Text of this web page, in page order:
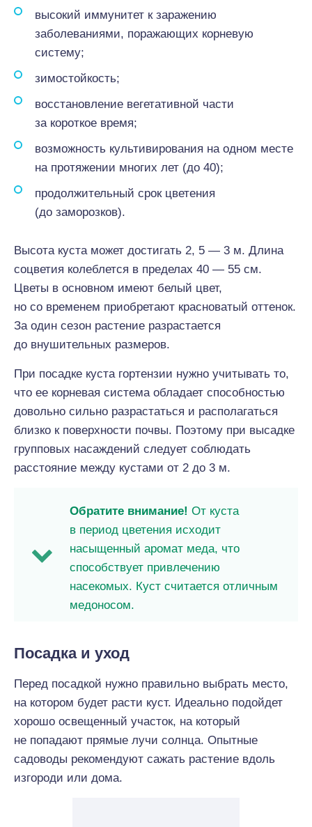
высокий иммунитет к заражению
заболеваниями, поражающих корневую
систему;
зимостойкость;
восстановление вегетативной части
за короткое время;
возможность культивирования на одном месте
на протяжении многих лет (до 40);
продолжительный срок цветения
(до заморозков).
Высота куста может достигать 2, 5 — 3 м. Длина
соцветия колеблется в пределах 40 — 55 см.
Цветы в основном имеют белый цвет,
но со временем приобретают красноватый оттенок.
За один сезон растение разрастается
до внушительных размеров.
При посадке куста гортензии нужно учитывать то,
что ее корневая система обладает способностью
довольно сильно разрастаться и располагаться
близко к поверхности почвы. Поэтому при высадке
групповых насаждений следует соблюдать
расстояние между кустами от 2 до 3 м.
Обратите внимание! От куста
в период цветения исходит
насыщенный аромат меда, что
способствует привлечению
насекомых. Куст считается отличным
медоносом.
Посадка и уход
Перед посадкой нужно правильно выбрать место,
на котором будет расти куст. Идеально подойдет
хорошо освещенный участок, на который
не попадают прямые лучи солнца. Опытные
садоводы рекомендуют сажать растение вдоль
изгороди или дома.